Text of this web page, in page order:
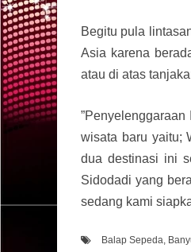
Begitu pula
Asia karena
atau di atas
”
wisata baru yaitu;
dua destinasi ini
Sidodadi yang
sedang kami
Balap Sepeda,